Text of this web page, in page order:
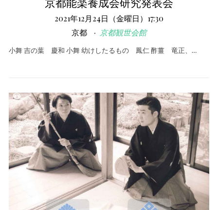
2021年12月24日（金曜日）17:30
京都
京都観世会館
小舞 吉の葉 慶和 小舞 幼けしたるもの 鳳仁 酢薑 竜正、…